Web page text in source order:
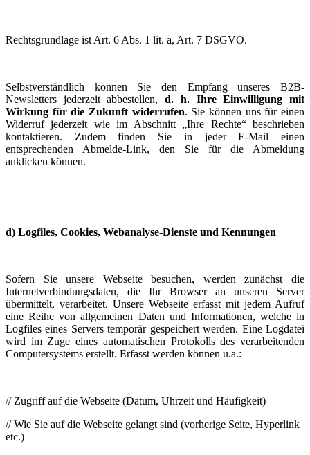
Rechtsgrundlage ist Art. 6 Abs. 1 lit. a, Art. 7 DSGVO.
Selbstverständlich können Sie den Empfang unseres B2B-
Newsletters jederzeit abbestellen,d. h. Ihre Einwilligung mit
Wirkung für die Zukunft widerrufen. Sie können uns für einen
Widerruf jederzeit wie im Abschnitt „Ihre Rechte“ beschrieben
kontaktieren. Zudem finden Sie in jeder E-Mail einen
entsprechenden Abmelde-Link, den Sie für die Abmeldung
anklicken können.
d) Logfiles, Cookies, Webanalyse-Dienste und Kennungen
Sofern Sie unsere Webseite besuchen, werden zunächst die
Internetverbindungsdaten, die Ihr Browser an unseren Server
übermittelt, verarbeitet. Unsere Webseite erfasst mit jedem Aufruf
eine Reihe von allgemeinen Daten und Informationen, welche in
Logfiles eines Servers temporär gespeichert werden. Eine Logdatei
wird im Zuge eines automatischen Protokolls des verarbeitenden
Computersystems erstellt. Erfasst werden können u.a.:
// Zugriff auf die Webseite (Datum, Uhrzeit und Häufigkeit)
// Wie Sie auf die Webseite gelangt sind (vorherige Seite, Hyperlink
etc.)